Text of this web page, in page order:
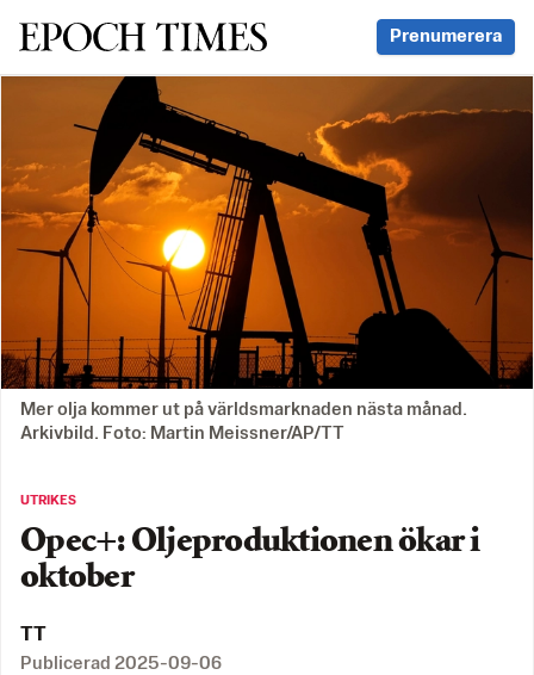
Svenska Epoch Times Prenumerera
Mer olja kommer ut på världsmarknaden nästa månad.
Arkivbild. Foto: Martin Meissner/AP/TT
UTRIKES
Opec+: Oljeproduktionen ökar i
oktober
TT
Publicerad 2025-09-06